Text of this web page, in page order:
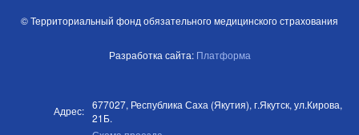
© Территориальный фонд обязательного медицинского страхования
Разработка сайта: Платформа
Адрес: 677027, Республика Саха (Якутия), г.Якутск, ул.Кирова,
21Б.